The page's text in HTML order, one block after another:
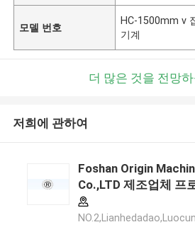
모델 번호
HC-1500mm v
기계
더 많은 것을 전망
저희에 관하여
Foshan Origin
Co.,LTD 제조업체 프